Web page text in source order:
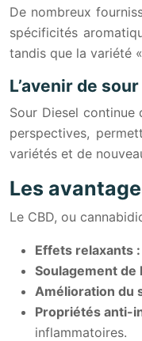
De nombreux
spécificités
tandis que la variété
L’avenir de
Sour Diesel
perspectives,
variétés et de
Les
Le CBD, ou
Effets relaxants :
Soulagement de
Amélioration du
Propriétés anti-
inflammatoires.